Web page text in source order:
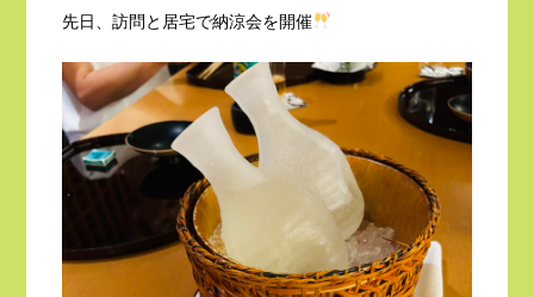
先日、訪問と居宅で納涼会を開催